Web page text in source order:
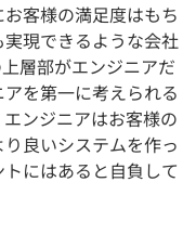
客様の満足度はもち
現できるような会社
層部がエンジニアだ
を第一に考えられる
ンジニアはお客様の
良いシステムを作っ
にはあると自負して